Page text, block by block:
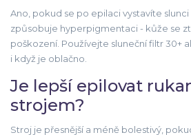
Ano, pokud se po epilaci vystavíte
způsobuje hyperpigmentaci - kůže se
poškození. Používejte sluneční filtr 30+
i když je oblačno.
Je lepší epilovat
strojem?
Stroj je přesnější a méně bolestivý,